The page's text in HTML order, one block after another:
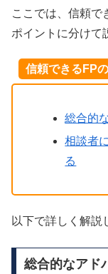
ここでは、信頼で
ポイントに分けて
信頼できるFP
総合的
相談者
る
以下で詳しく解説
総合的なアド